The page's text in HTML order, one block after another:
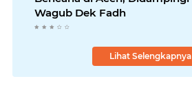
Wagub Dek Fadh
Lihat Selengkapnya